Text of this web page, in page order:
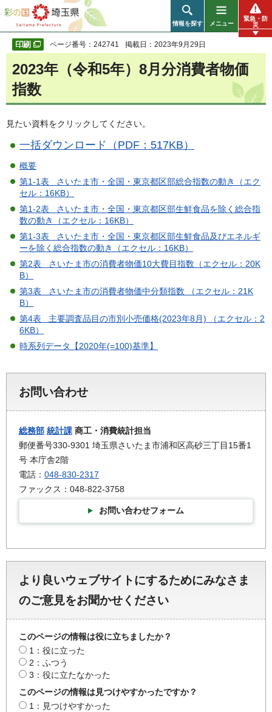
彩の国 埼玉県
情報を探す メニュー
緊急・防
災
ページ番号：242741 掲載日：2023年9月29日
2023年（令和5年）8月分消費者物価
指数
見たい資料をクリックしてください。
一括ダウンロード（PDF：517KB）
概要
第1-1表 さいたま市・全国・東京都区部総合指数の動き（エク
セル：16KB）
第1-2表 さいたま市・全国・東京都区部生鮮食品を除く総合指
数の動き（エクセル：16KB）
第1-3表 さいたま市・全国・東京都区部生鮮食品及びエネルギ
ーを除く総合指数の動き（エクセル：16KB）
第2表 さいたま市の消費者物価10大費目指数（エクセル：20K
B）
第3表 さいたま市の消費者物価中分類指数 （エクセル：21K
B）
第4表 主要調査品目の市別小売価格(2023年8月) （エクセル：2
6KB）
時系列データ【2020年(=100)基準】
お問い合わせ
総務部 統計課 商工・消費統計担当
郵便番号330-9301 埼玉県さいたま市浦和区高砂三丁目15番1
号 本庁舎2階
電話： 048-830-2317
ファックス：048-822-3758
お問い合わせフォーム
より良いウェブサイトにするためにみなさま
のご意見をお聞かせください
このページの情報は役に立ちましたか？
1：役に立った
2：ふつう
3：役に立たなかった
このページの情報は見つけやすかったですか？
1：見つけやすかった